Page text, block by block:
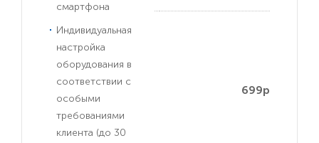
смартфона
Индивидуальная
настройка
оборудования в
соответствии с
особыми
требованиями
клиента (до 30
699р